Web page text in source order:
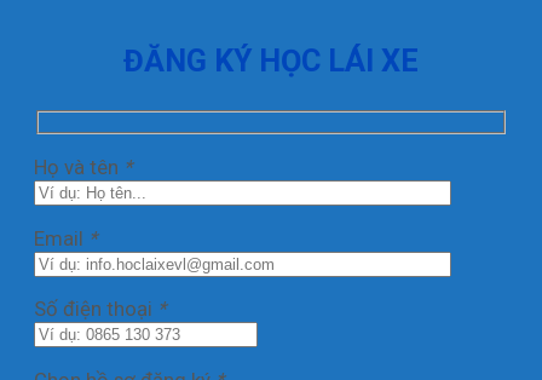
ĐĂNG KÝ HỌC LÁI XE
Họ và tên *
Email *
Số điện thoại *